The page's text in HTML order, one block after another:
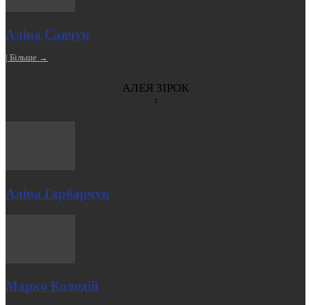
Аліна Савчук
| Більше →
АЛЕЯ ЗІРОК
Аліна Гарбарчук
Марко Колодій